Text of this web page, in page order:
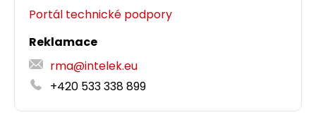
Portál technické podpory
Reklamace
rma@intelek.eu
+420 533 338 899